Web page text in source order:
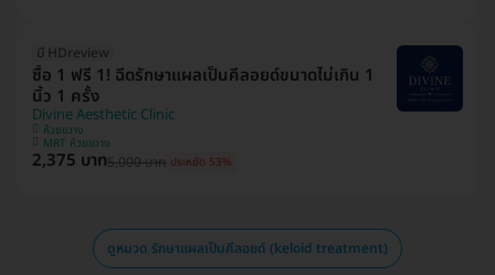
มี HDreview
ซื้อ 1 ฟรี 1! ฉีดรักษาแผลเป็นคีลอยด์ขนาดไม่เกิน 1
นิ้ว 1 ครั้ง
Divine Aesthetic Clinic
ห้วยขวาง
MRT ห้วยขวาง
2,375 บาท5,000 บาท ประหยัด 53%
ดูหมวด รักษาแผลเป็นคีลอยด์ (keloid treatment)